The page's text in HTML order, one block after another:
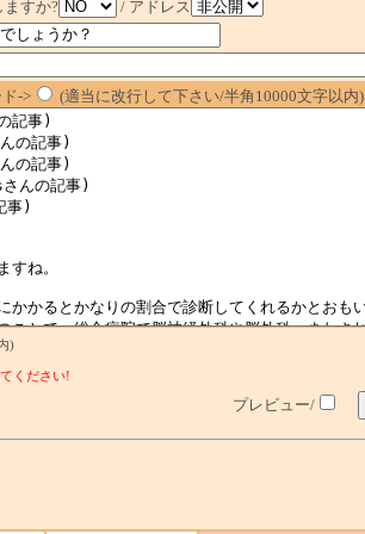
ますか?
/ アドレス
-> (適当に改行して下さい/半角10000文字以内)
)
ください!
プレビュー/